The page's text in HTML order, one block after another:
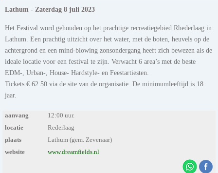
Lathum - Zaterdag 8 juli 2023
Het Festival word gehouden op het prachtige recreatiegebied Rhederlaag in
Lathum. Een prachtig uitzicht over het water, met de boten, heuvels op de
achtergrond en een mind-blowing zonsondergang heeft zich bewezen als de
ideale locatie voor een festival te zijn. Verwacht 6 area’s met de beste
EDM-, Urban-, House- Hardstyle- en Feestartiesten.
Tickets € 62.50 via de site van de organisatie. De minimumleeftijd is 18
jaar.
aanvang
12:00 uur.
locatie
Rederlaag
plaats
Lathum (gem. Zevenaar)
website
www.dreamfields.nl